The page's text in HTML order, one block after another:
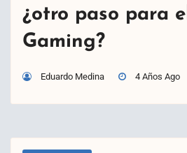
¿otro paso para
Gaming?
Eduardo Medina 4 Años Ago